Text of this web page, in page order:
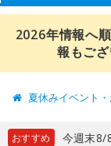
2026年情報へ
報もご
夏休みイベント
おすすめ
今週末8/